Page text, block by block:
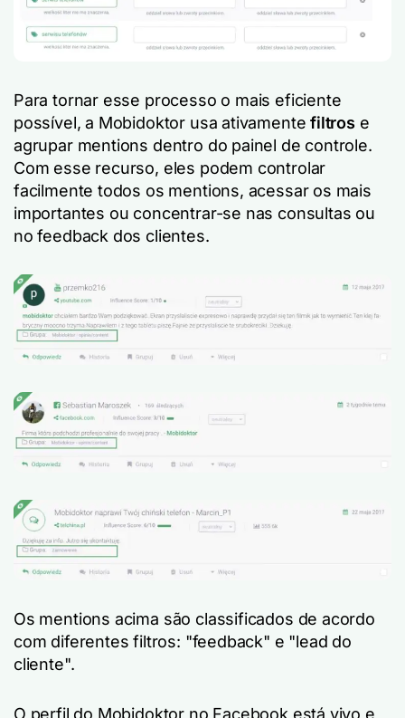
Para tornar esse processo o mais eficiente
possível, a Mobidoktor usa ativamentefiltros e
agrupar mentions dentro do painel de controle.
Com esse recurso, eles podem controlar
facilmente todos os mentions, acessar os mais
importantes ou concentrar-se nas consultas ou
no feedback dos clientes.
Os mentions acima são classificados de acordo
com diferentes filtros: "feedback" e "lead do
cliente".
O perfil do Mobidoktor no Facebook está vivo e